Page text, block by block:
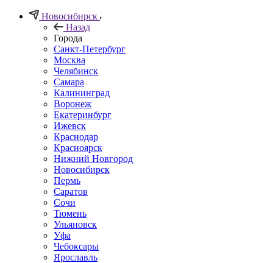
Новосибирск
Назад
Города
Санкт-Петербург
Москва
Челябинск
Самара
Калининград
Воронеж
Екатеринбург
Ижевск
Краснодар
Красноярск
Нижний Новгород
Новосибирск
Пермь
Саратов
Сочи
Тюмень
Ульяновск
Уфа
Чебоксары
Ярославль